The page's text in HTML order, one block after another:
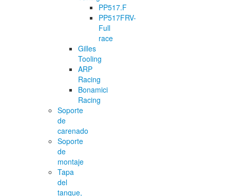
PP517.F
PP517FRV-
Full
race
Gilles
Tooling
ARP
Racing
Bonamici
Racing
Soporte
de
carenado
Soporte
de
montaje
Tapa
del
tanque,